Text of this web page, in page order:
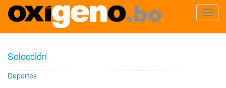
contenido
principal
Selección
Deportes